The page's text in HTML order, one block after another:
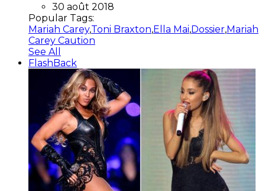
30 août 2018
Popular Tags:
Mariah Carey,Toni Braxton,Ella Mai,Dossier,Mariah
Carey Caution
See All
FlashBack